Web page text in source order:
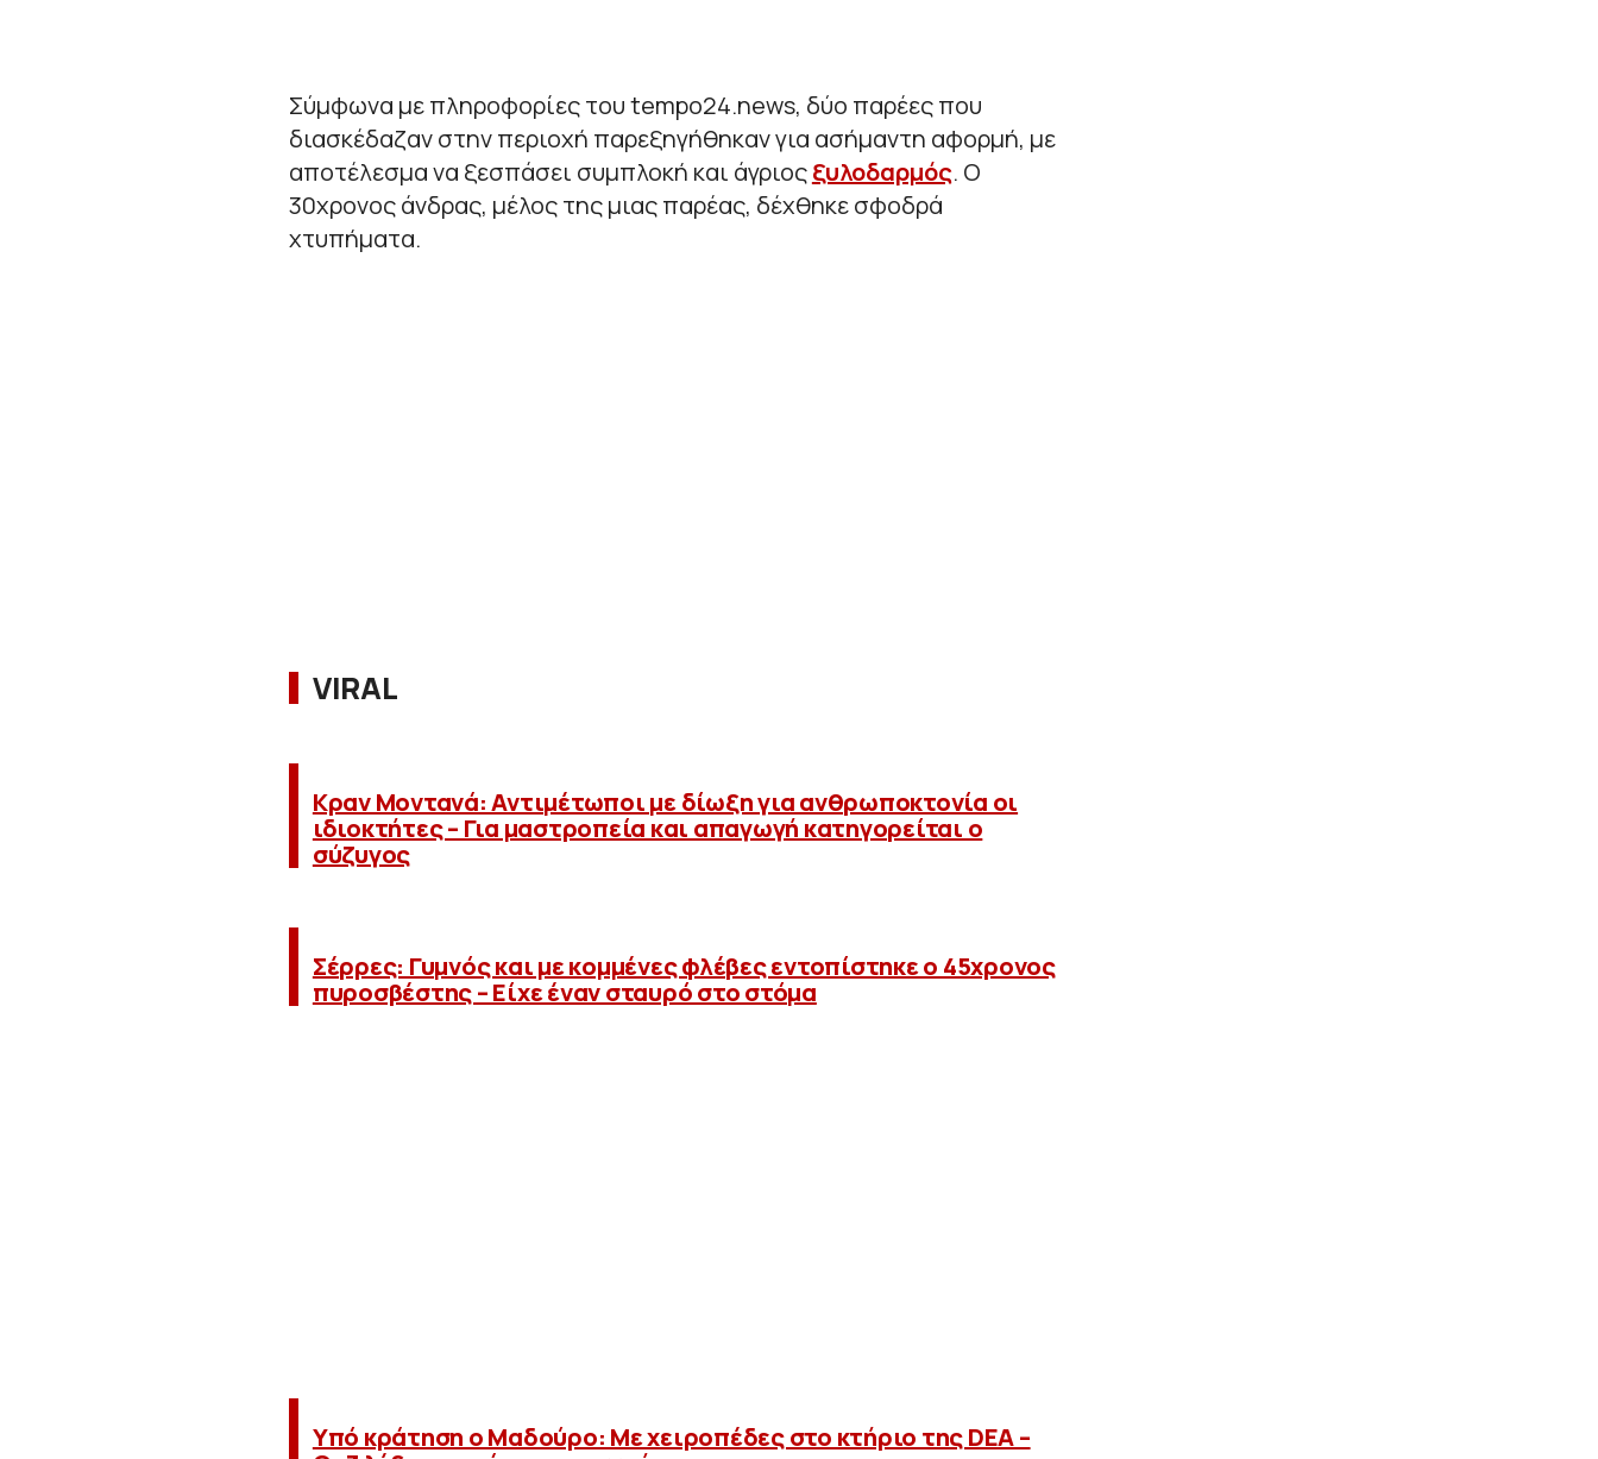
Σύμφωνα με πληροφορίες του tempo24.news, δύο παρέες που
διασκέδαζαν στην περιοχή παρεξηγήθηκαν για ασήμαντη αφορμή, με
αποτέλεσμα να ξεσπάσει συμπλοκή και άγριοςξυλοδαρμός. Ο
30χρονος άνδρας, μέλος της μιας παρέας, δέχθηκε σφοδρά
χτυπήματα.
VIRAL
Κραν Μοντανά: Αντιμέτωποι με δίωξη για ανθρωποκτονία οι
ιδιοκτήτες – Για μαστροπεία και απαγωγή κατηγορείται ο
σύζυγος
Σέρρες: Γυμνός και με κομμένες φλέβες εντοπίστηκε ο 45χρονος
πυροσβέστης – Είχε έναν σταυρό στο στόμα
Υπό κράτηση ο Μαδούρο: Με χειροπέδες στο κτήριο της DEA –